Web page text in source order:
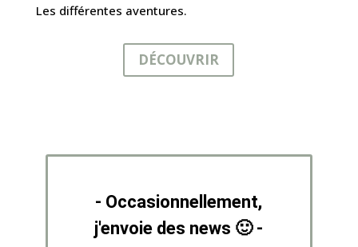
Les différentes aventures.
DÉCOUVRIR
- Occasionnellement,
j'envoie des news 🙂 -